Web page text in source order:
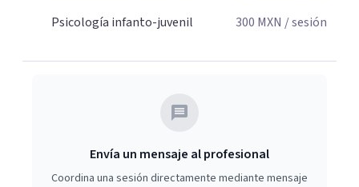
Psicología infanto-juvenil
300 MXN / sesión
Envía un mensaje al profesional
Coordina una sesión directamente mediante mensaje